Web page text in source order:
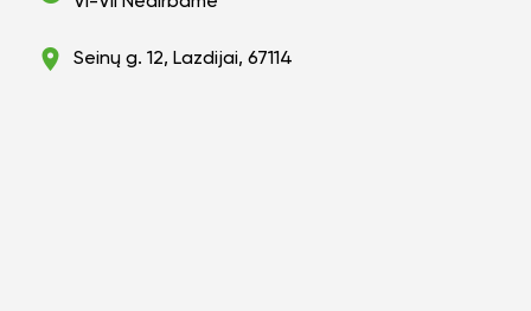
Seinų g. 12, Lazdijai, 67114